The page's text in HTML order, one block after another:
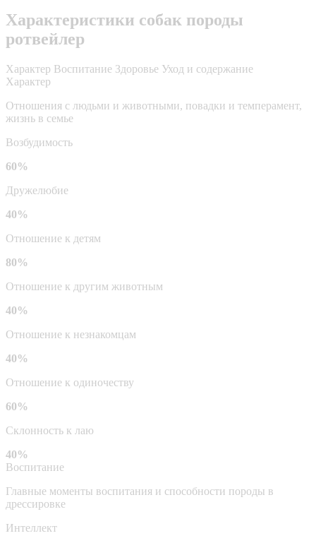
Характеристики собак породы
ротвейлер
Характер Воспитание Здоровье Уход и содержание
Характер
Отношения с людьми и животными, повадки и темперамент,
жизнь в семье
Возбудимость
60%
Дружелюбие
40%
Отношение к детям
80%
Отношение к другим животным
40%
Отношение к незнакомцам
40%
Отношение к одиночеству
60%
Склонность к лаю
40%
Воспитание
Главные моменты воспитания и способности породы в
дрессировке
Интеллект